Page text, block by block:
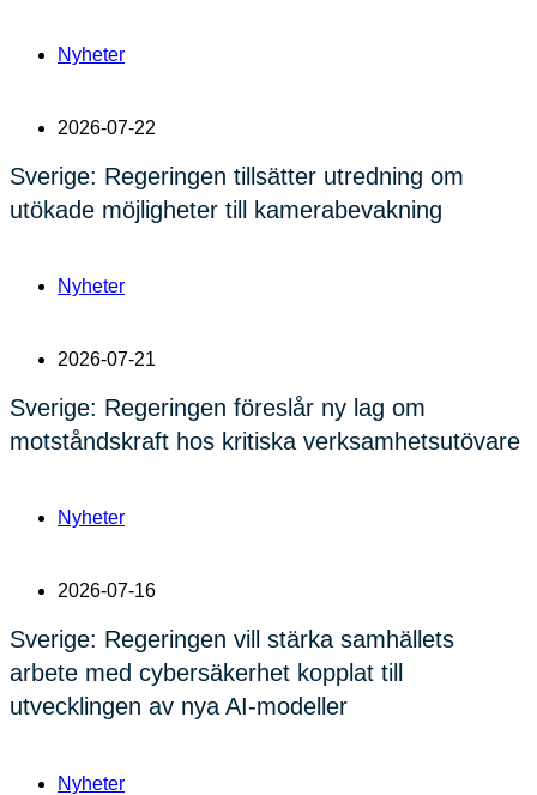
Nyheter
2026-07-22
Sverige: Regeringen tillsätter utredning om
utökade möjligheter till kamerabevakning
Nyheter
2026-07-21
Sverige: Regeringen föreslår ny lag om
motståndskraft hos kritiska verksamhetsutövare
Nyheter
2026-07-16
Sverige: Regeringen vill stärka samhällets
arbete med cybersäkerhet kopplat till
utvecklingen av nya AI-modeller
Nyheter